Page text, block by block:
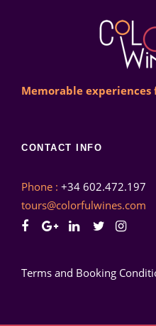
Memorable
CONTACT INFO
Phone : +34 602.472.197
tours@colorfulwines.com
Terms and Booking